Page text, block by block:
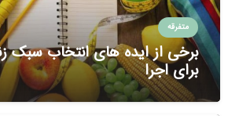
متفرقه
برخی از ایده های انتخاب سبک
برای اجرا